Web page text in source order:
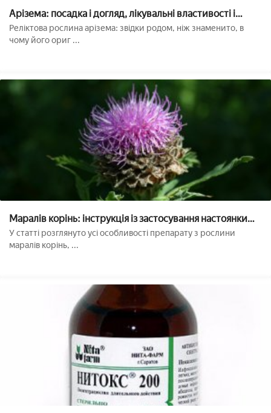
Арізема: посадка і догляд, лікувальні властивості і
протипоказання, вирощування в домашніх умовах і
застосування в народній медицині
Реліктова рослина арізема: звідки родом, ніж знаменито, в
чому його ориг ...
Маралів корінь: інструкція із застосування настоянки
левзеї
У статті розглянуто усі особливості препарату з рослини
маралів корінь, ...